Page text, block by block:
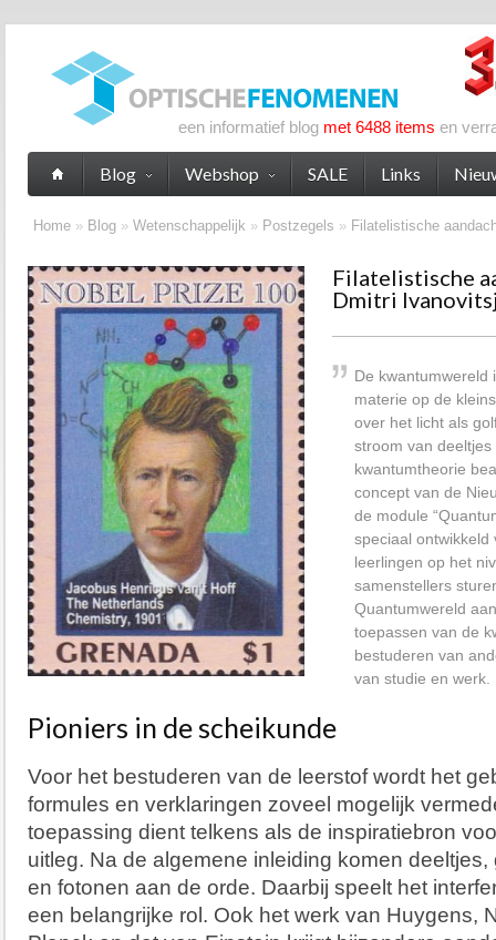
een informatief blog met 6488 items en
Home » Blog » Wetenschappelijk » Postzegels » Filatelistische
Filatelistische
Dmitri
De kwantumwereld
materie op de
over het licht als
stroom van
kwantumtheorie
concept van de
de module
speciaal
leerlingen op het
samenstellers
Quantumwereld
toepassen van de
bestuderen van
van studie en werk.
Pioniers in de scheikunde
Voor het bestuderen van de leerstof wordt het
formules en verklaringen zoveel mogelijk
toepassing dient telkens als de inspiratiebron
uitleg. Na de algemene inleiding komen
en fotonen aan de orde. Daarbij speelt het
een belangrijke rol. Ook het werk van Huygens,
Blog Webshop SALE Links